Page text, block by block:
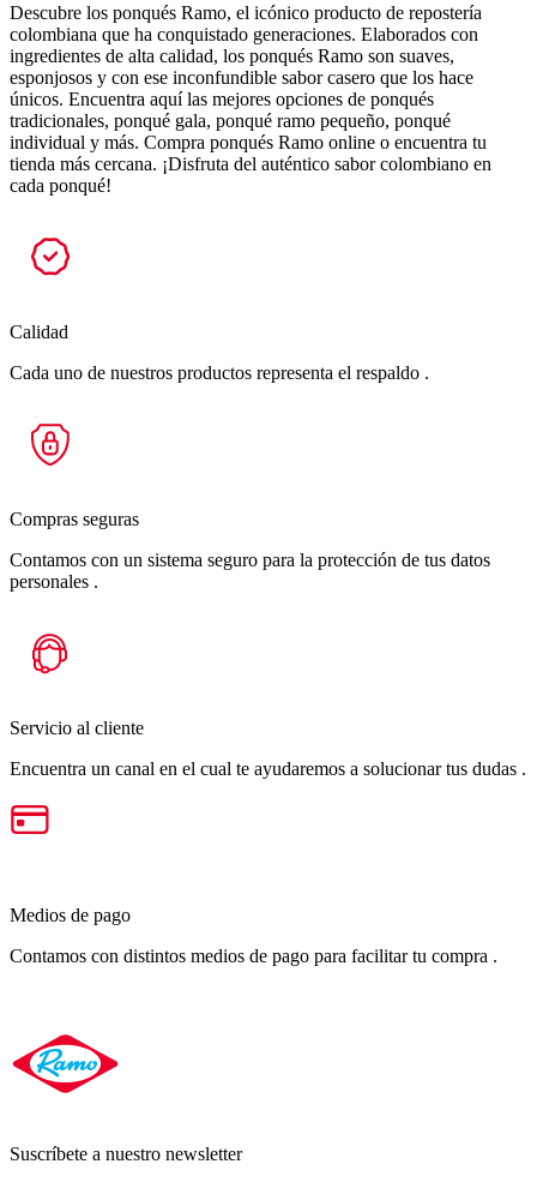
Descubre los ponqués Ramo, el icónico producto de repostería
colombiana que ha conquistado generaciones. Elaborados con
ingredientes de alta calidad, los ponqués Ramo son suaves,
esponjosos y con ese inconfundible sabor casero que los hace
únicos. Encuentra aquí las mejores opciones de ponqués
tradicionales, ponqué gala, ponqué ramo pequeño, ponqué
individual y más. Compra ponqués Ramo online o encuentra tu
tienda más cercana. ¡Disfruta del auténtico sabor colombiano en
cada ponqué!
Calidad
Cada uno de nuestros productos representa el respaldo .
Compras seguras
Contamos con un sistema seguro para la protección de tus datos
personales .
Servicio al cliente
Encuentra un canal en el cual te ayudaremos a solucionar tus dudas .
Medios de pago
Contamos con distintos medios de pago para facilitar tu compra .
Suscríbete a nuestro newsletter